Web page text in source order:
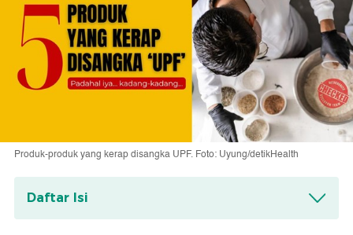
Produk-produk yang kerap disangka UPF. Foto: Uyung/detikHealth
Daftar Isi
1. Sarden Kalengan